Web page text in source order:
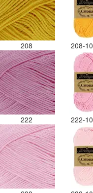
208 208-10
222 222-10